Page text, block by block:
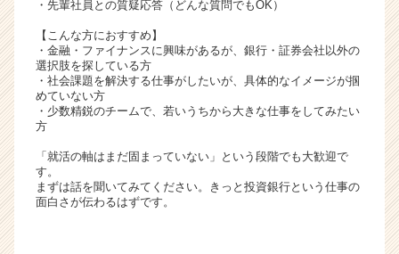
就
活
サ
イ
ト
キ
ャ
リ
・先輩社員との質疑応答（どんな質問でもOK）
【こんな方におすすめ】
・金融・ファイナンスに興味があるが、銀行・証券会社以外の
選択肢を探している方
・社会課題を解決する仕事がしたいが、具体的なイメージが掴
めていない方
・少数精鋭のチームで、若いうちから大きな仕事をしてみたい
方
「就活の軸はまだ固まっていない」という段階でも大歓迎で
す。
まずは話を聞いてみてください。きっと投資銀行という仕事の
面白さが伝わるはずです。